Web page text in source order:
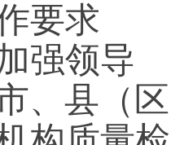
要求
强领导
、县（